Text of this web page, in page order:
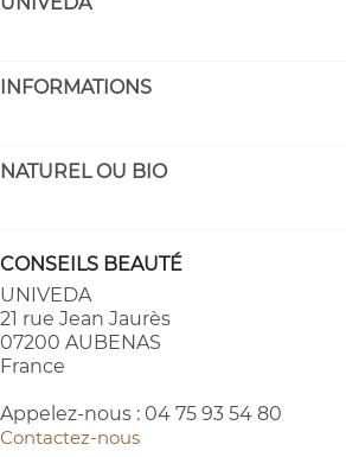
INFORMATIONS
NATUREL OU BIO
CONSEILS BEAUTÉ
UNIVEDA
21 rue Jean Jaurès
07200 AUBENAS
France
Appelez-nous : 04 75 93 54 80
Contactez-nous